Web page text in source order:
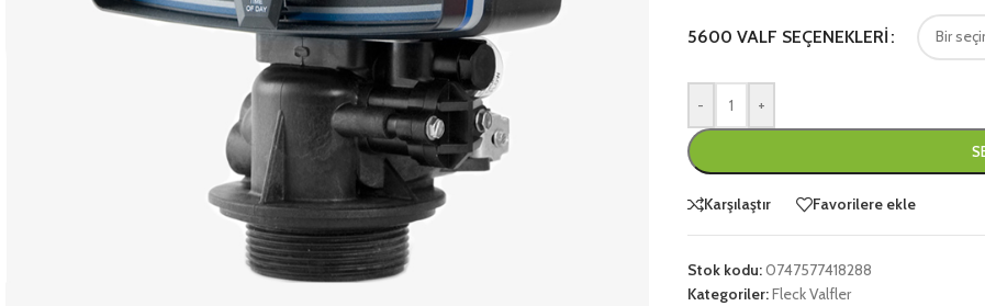
5600 VALF SEÇENEKLERI
- +
Karşılaştır Favorilere ekle
Stok kodu:0747577418288
Kategoriler:Fleck Valfler